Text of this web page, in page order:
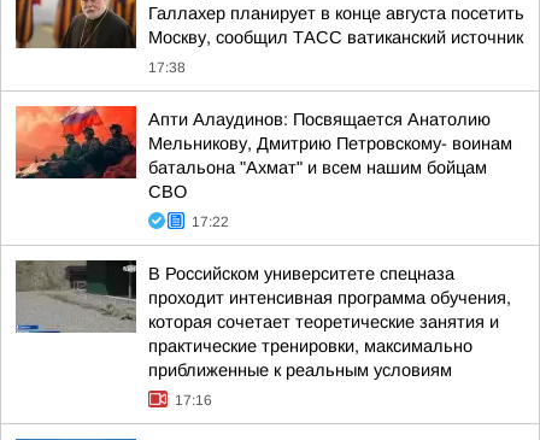
Галлахер планирует в конце августа посетить
Москву, сообщил ТАСС ватиканский источник
17:38
Апти Алаудинов: Посвящается Анатолию
Мельникову, Дмитрию Петровскому- воинам
батальона "Ахмат" и всем нашим бойцам
СВО
17:22
В Российском университете спецназа
проходит интенсивная программа обучения,
которая сочетает теоретические занятия и
практические тренировки, максимально
приближенные к реальным условиям
17:16